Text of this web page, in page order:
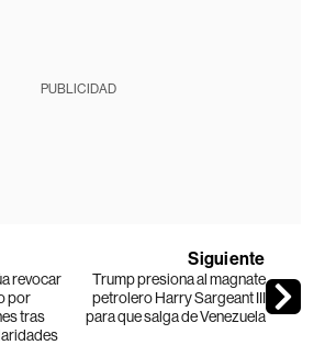
PUBLICIDAD
revocar
por
tras
Siguiente
Trump presiona al magnate
petrolero Harry Sargeant III
para que salga de Venezuela